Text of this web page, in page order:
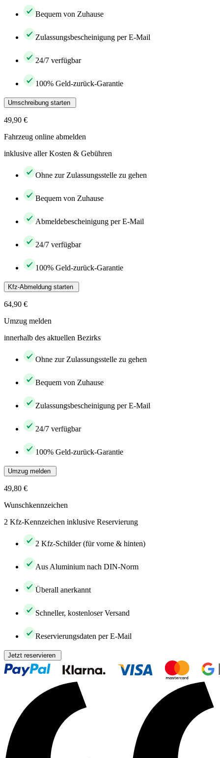
Bequem von Zuhause
Zulassungsbescheinigung per E-Mail
24/7 verfügbar
100% Geld-zurück-Garantie
Umschreibung starten
49,90 €
Fahrzeug online abmelden
inklusive aller Kosten & Gebühren
Ohne zur Zulassungsstelle zu gehen
Bequem von Zuhause
Abmeldebescheinigung per E-Mail
24/7 verfügbar
100% Geld-zurück-Garantie
Kfz-Abmeldung starten
64,90 €
Umzug melden
innerhalb des aktuellen Bezirks
Ohne zur Zulassungsstelle zu gehen
Bequem von Zuhause
Zulassungsbescheinigung per E-Mail
24/7 verfügbar
100% Geld-zurück-Garantie
Umzug melden
49,80 €
Wunschkennzeichen
2 Kfz-Kennzeichen inklusive Reservierung
2 Kfz-Schilder (für vorne & hinten)
Aus Aluminium nach DIN-Norm
Überall anerkannt
Schneller, kostenloser Versand
Reservierungsdaten per E-Mail
Jetzt reservieren